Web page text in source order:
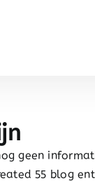
geen
55 blog